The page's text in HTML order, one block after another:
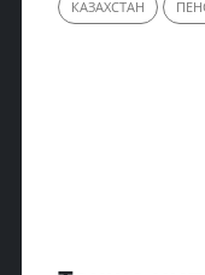
КАЗАХСТАН